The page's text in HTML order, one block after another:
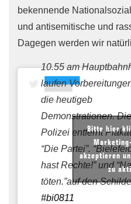
bekennende
und antisemitische und
Dagegen werden wir
10.55 am
laufen
die heutigeb
Demonstrationen. Die
Polizei entfernt
“Die Partei”.
hast Rechte!” und
töten.”auf den
#bi0811
Bitte hier
akzeptieren
zu